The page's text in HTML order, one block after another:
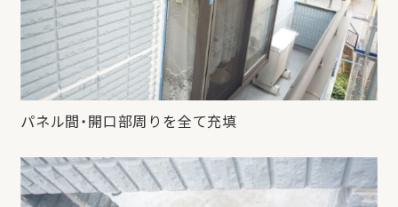
パネル間・開口部周りを全て充填